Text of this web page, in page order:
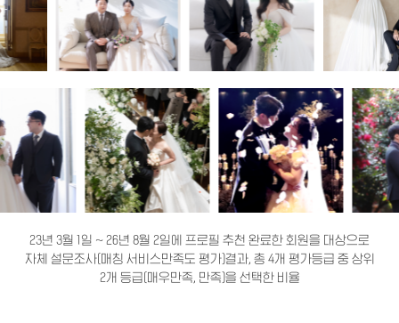
23년 3월 1일 ~ 26년 8월 2일에 프로필 추천 완료한 회원을 대상으로
자체 설문조사(매칭 서비스만족도 평가)결과, 총 4개 평가등급 중 상위
2개 등급(매우만족, 만족)을 선택한 비율